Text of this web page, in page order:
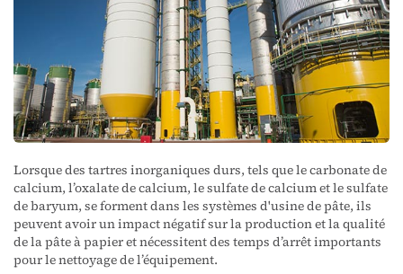
Lorsque des tartres inorganiques durs, tels que le carbonate de
calcium, l’oxalate de calcium, le sulfate de calcium et le sulfate
de baryum, se forment dans les systèmes d'usine de pâte, ils
peuvent avoir un impact négatif sur la production et la qualité
de la pâte à papier et nécessitent des temps d’arrêt importants
pour le nettoyage de l’équipement.